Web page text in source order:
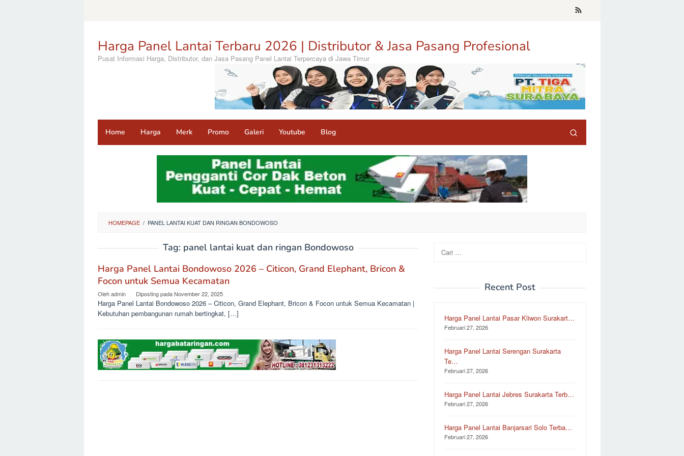
Harga Panel Lantai Terbaru 2026 | Distributor & Jasa Pasang Profesional
Pusat Informasi Harga, Distributor, dan Jasa Pasang Panel Lantai Terpercaya di Jawa Timur
Home Harga Merk Promo Galeri Youtube Blog
HOMEPAGE / PANEL LANTAI KUAT DAN RINGAN BONDOWOSO
Tag: panel lantai kuat dan ringan Bondowoso
Harga Panel Lantai Bondowoso 2026 – Citicon, Grand Elephant, Bricon &
Focon untuk Semua Kecamatan
Olehadmin Diposting padaNovember 22, 2025
Harga Panel Lantai Bondowoso 2026 – Citicon, Grand Elephant, Bricon & Focon untuk Semua Kecamatan |
Kebutuhan pembangunan rumah bertingkat, […]
Cari
untuk:
Recent Post
Harga Panel Lantai Pasar Kliwon Surakart…
Februari 27, 2026
Harga Panel Lantai Serengan Surakarta
Te…
Februari 27, 2026
Harga Panel Lantai Jebres Surakarta Terb…
Februari 27, 2026
Harga Panel Lantai Banjarsari Solo Terba…
Februari 27, 2026